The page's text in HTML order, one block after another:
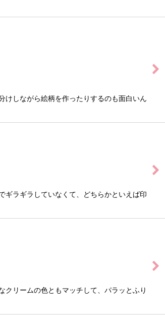
けしながら絵柄を作ったりするのも面白いん
ギラギラしていなくて、どちらかといえば印
リームの色ともマッチして、パラッとふり